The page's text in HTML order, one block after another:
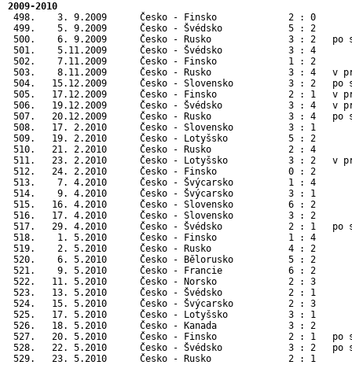
2009-2010
498.    3. 9.2009      Česko - Finsko             2 : 0
499.    5. 9.2009      Česko - Švédsko            5 : 2
500.    6. 9.2009      Česko - Rusko              3 : 2   po
501.    5.11.2009      Česko - Švédsko            3 : 4
502.    7.11.2009      Česko - Finsko             1 : 2
503.    8.11.2009      Česko - Rusko              3 : 4   v
504.   15.12.2009      Česko - Slovensko          3 : 2
505.   17.12.2009      Česko - Finsko             2 : 1   v
506.   19.12.2009      Česko - Švédsko            3 : 4   v
507.   20.12.2009      Česko - Rusko              3 : 4   po
508.   17. 2.2010      Česko - Slovensko
509.   19. 2.2010      Česko - Lotyšsko
510.   21. 2.2010      Česko - Rusko
511.   23. 2.2010      Česko - Lotyšsko           3 : 2
512.   24. 2.2010      Česko - Finsko
513.    7. 4.2010      Česko - Švýcarsko          1 : 4
514.    9. 4.2010      Česko - Švýcarsko          3 : 1
515.   16. 4.2010      Česko - Slovensko          6 : 2
516.   17. 4.2010      Česko - Slovensko          3 : 2
517.   29. 4.2010      Česko - Švédsko            2 : 1   po
518.    1. 5.2010      Česko - Finsko             1 : 4
519.    2. 5.2010      Česko - Rusko              4 : 2
520.    6. 5.2010      Česko - Bělorusko          5 : 2
521.    9. 5.2010      Česko - Francie
522.   11. 5.2010      Česko - Norsko
523.   13. 5.2010      Česko - Švédsko
524.   15. 5.2010      Česko - Švýcarsko
525.   17. 5.2010      Česko - Lotyšsko
526.   18. 5.2010      Česko - Kanada
527.   20. 5.2010      Česko - Finsko             2 : 1
528.   22. 5.2010      Česko - Švédsko            3 : 2
529.   23. 5.2010      Česko - Rusko